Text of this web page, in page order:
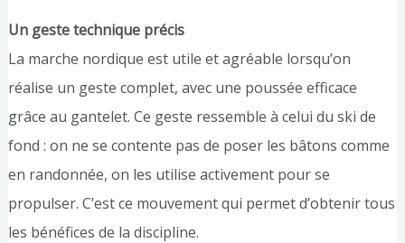
Un geste technique précis
La marche nordique est utile et agréable lorsqu’on
réalise un geste complet, avec une poussée efficace
grâce au gantelet. Ce geste ressemble à celui du ski de
fond : on ne se contente pas de poser les bâtons comme
en randonnée, on les utilise activement pour se
propulser. C’est ce mouvement qui permet d’obtenir tous
les bénéfices de la discipline.